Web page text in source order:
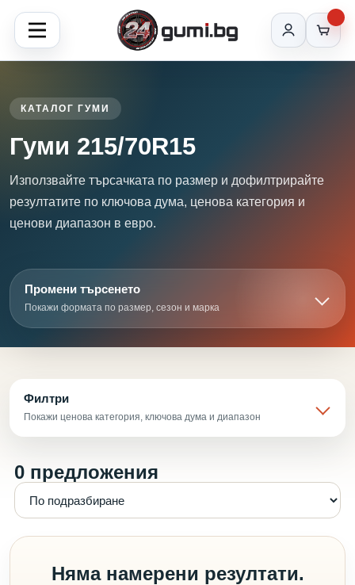
КАТАЛОГ ГУМИ
Гуми 215/70R15
Използвайте търсачката по размер и дофилтрирайте
резултатите по ключова дума, ценова категория и
ценови диапазон в евро.
Промени търсенето
Покажи формата по размер, сезон и марка
Филтри
Покажи ценова категория, ключова дума и диапазон
0 предложения
Няма намерени резултати.